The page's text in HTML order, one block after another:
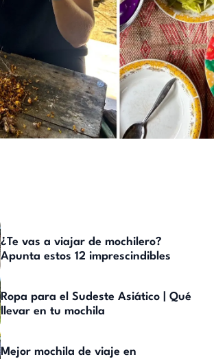
¿Te vas a viajar de mochilero?
Apunta estos 12 imprescindibles
Ropa para el Sudeste Asiático | Qué
llevar en tu mochila
Mejor mochila de viaje en